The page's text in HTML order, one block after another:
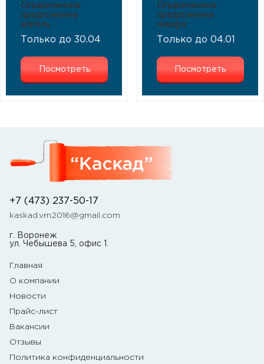
Ограниченное
предложение
апрель
Только до 30.04
Посмотреть
Ограниченное
предложение
января
Только до 04.01
Посмотреть
+7 (473) 237-50-17
kaskad.vrn2016@gmail.com
г. Воронеж
ул. Чебышева 5, офис 1.
Главная
О компании
Новости
Прайс-лист
Вакансии
Отзывы
Политика конфиденциальности